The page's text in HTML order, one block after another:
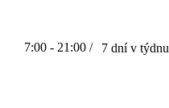
7:00 - 21:00 / 7 dní v týdnu